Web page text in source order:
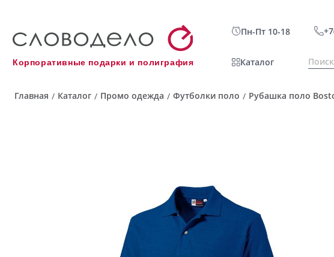
Корпоративные подарки и полиграфия
Пн-Пт 10-18
Каталог
Главная / Каталог / Промо одежда / Футболки поло / Рубашка поло